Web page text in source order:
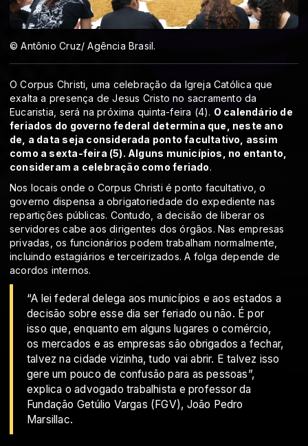
© Antônio Cruz/ Agência Brasil.
O Corpus Christi, uma celebração da Igreja Católica que
exalta a presença de Jesus Cristo no sacramento da
Eucaristia, será na próxima quinta-feira (4). O calendário de
feriados do governo federal determina que, neste ano
de, a data seja considerada ponto facultativo, assim
como a sexta-feira (5). Alguns municípios, no entanto,
consideram a celebração como feriado.
Nos locais onde o Corpus Christi é ponto facultativo, o
governo dispensa a obrigatoriedade do expediente nas
repartições públicas. Contudo, a decisão de liberar os
servidores cabe aos dirigentes dos órgãos. Nas empresas
privadas, os funcionários podem trabalham normalmente,
incluindo estagiários e terceirizados. A folga depende de
acordos internos.
“A lei federal delega aos municípios e aos estados a
decisão sobre esse dia ser feriado ou não. É por
isso que, enquanto em alguns lugares o comércio,
os mercados e as empresas são obrigados a fechar,
talvez na cidade vizinha, tudo vai abrir. E talvez isso
gere um pouco de confusão para as pessoas”,
explica o advogado trabalhista e professor da
Fundação Getúlio Vargas (FGV), João Pedro
Marsillac.